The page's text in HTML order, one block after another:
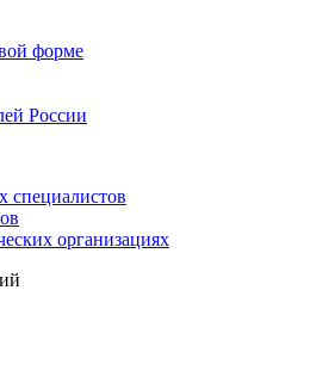
форме
России
специалистов
организациях